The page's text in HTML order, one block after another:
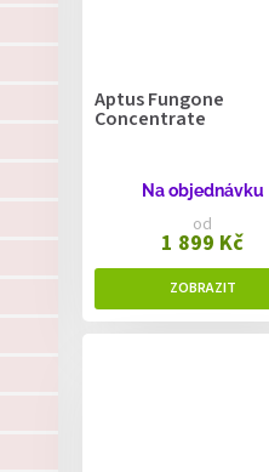
Aptus Fungone
Concentrate
Na objednávku
od
1 899 Kč